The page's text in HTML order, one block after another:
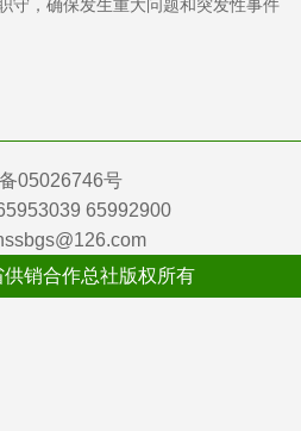
守，确保发生重大问题和突发性事件
05026746号
65992900
销合作总社版权所有